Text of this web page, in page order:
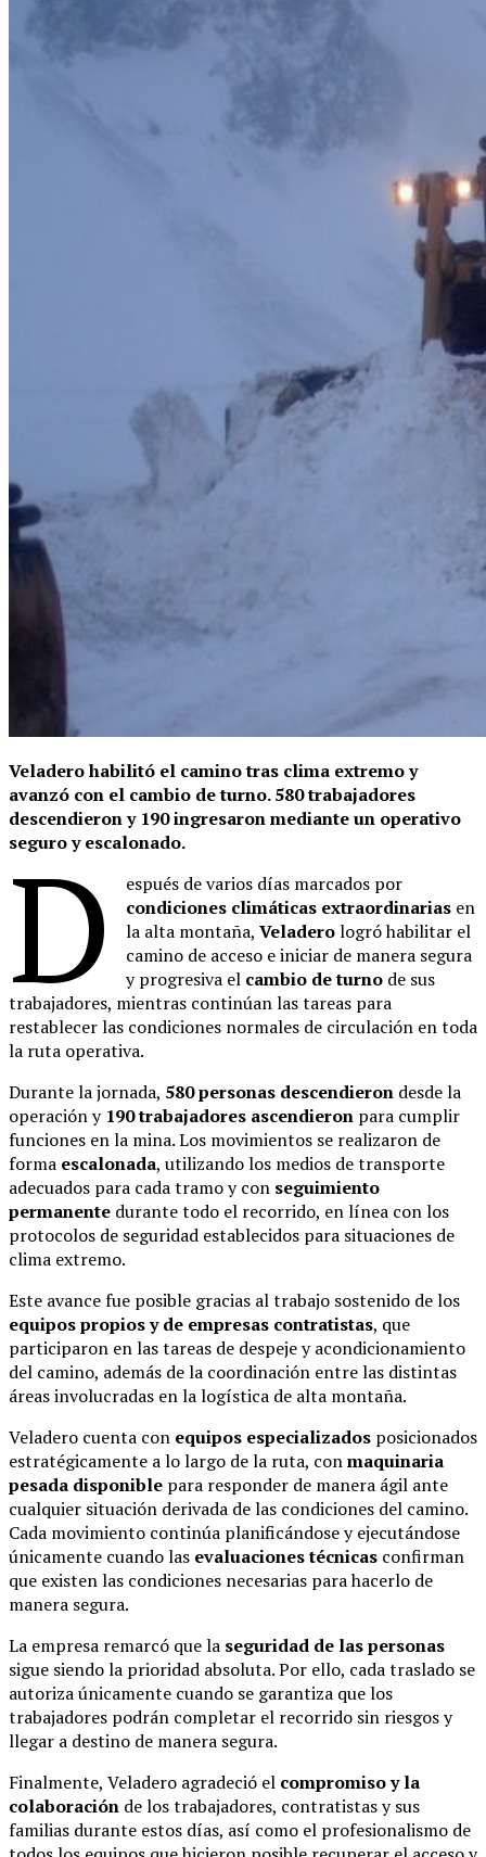
Veladero habilitó el camino tras clima extremo y
avanzó con el cambio de turno. 580 trabajadores
descendieron y 190 ingresaron mediante un operativo
seguro y escalonado.
D
espués de varios días marcados por
condiciones climáticas extraordinarias en
la alta montaña,Veladerologró habilitar el
camino de acceso e iniciar de manera segura
y progresiva el cambio de turno de sus
trabajadores, mientras continúan las tareas para
restablecer las condiciones normales de circulación en toda
la ruta operativa.
Durante la jornada, 580 personas descendieron desde la
operación y 190 trabajadores ascendieron para cumplir
funciones en la mina. Los movimientos se realizaron de
forma escalonada, utilizando los medios de transporte
adecuados para cada tramo y con seguimiento
permanente durante todo el recorrido, en línea con los
protocolos de seguridad establecidos para situaciones de
clima extremo.
Este avance fue posible gracias al trabajo sostenido de los
equipos propios y de empresas contratistas, que
participaron en las tareas de despeje y acondicionamiento
del camino, además de la coordinación entre las distintas
áreas involucradas en la logística de alta montaña.
Veladero cuenta con equipos especializados posicionados
estratégicamente a lo largo de la ruta, conmaquinaria
pesada disponible para responder de manera ágil ante
cualquier situación derivada de las condiciones del camino.
Cada movimiento continúa planificándose y ejecutándose
únicamente cuando las evaluaciones técnicas confirman
que existen las condiciones necesarias para hacerlo de
manera segura.
La empresa remarcó que la seguridad de las personas
sigue siendo la prioridad absoluta. Por ello, cada traslado se
autoriza únicamente cuando se garantiza que los
trabajadores podrán completar el recorrido sin riesgos y
llegar a destino de manera segura.
Finalmente, Veladero agradeció el compromiso y la
colaboración de los trabajadores, contratistas y sus
familias durante estos días, así como el profesionalismo de